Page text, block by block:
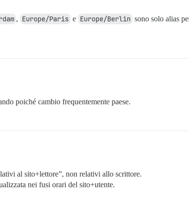
, Europe/Paris e Europe/Berlin sono solo alias
poiché cambio frequentemente paese.
al sito+lettore”, non relativi allo scrittore.
nei fusi orari del sito+utente.